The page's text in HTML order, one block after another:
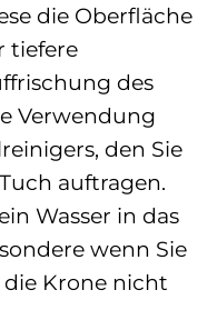
die Oberfläche
tiefere
des
Verwendung
den Sie
auftragen.
Wasser in das
wenn Sie
Krone nicht